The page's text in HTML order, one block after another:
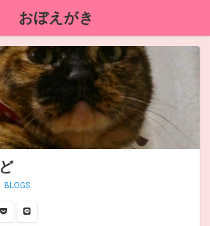
おぼえがき
BLOGS